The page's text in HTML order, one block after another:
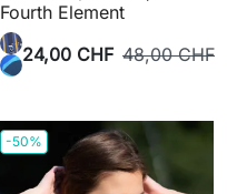
Fourth Element
24,00 CHF 48,00 CHF
-50%